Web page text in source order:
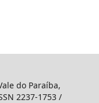
do Paraíba,
2237-1753 /